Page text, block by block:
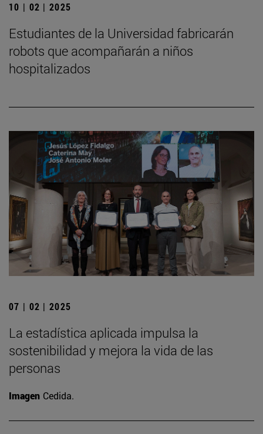
10 | 02 | 2025
Estudiantes de la Universidad fabricarán
robots que acompañarán a niños
hospitalizados
07 | 02 | 2025
La estadística aplicada impulsa la
sostenibilidad y mejora la vida de las
personas
Imagen Cedida.